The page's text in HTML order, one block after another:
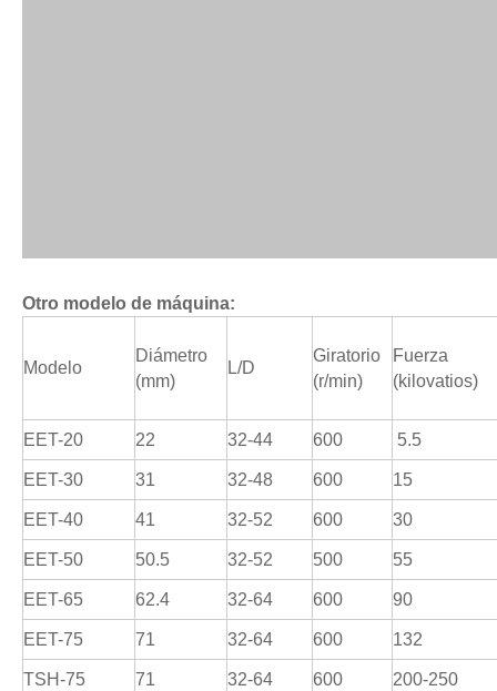
Otro modelo de máquina:
Modelo
Diámetro
(mm)
L/D
Giratorio
(r/min)
Fuerza
(kilovatios)
EET-20 22 32-44 600 5.5
EET-30 31 32-48 600 15
EET-40 41 32-52 600 30
EET-50 50.5 32-52 500 55
EET-65 62.4 32-64 600 90
EET-75 71 32-64 600 132
TSH-75 71 32-64 600 200-250